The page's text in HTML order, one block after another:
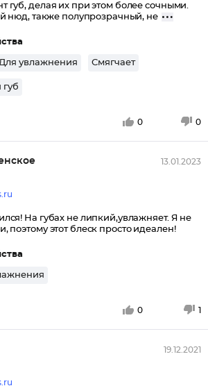
губ, делая их при этом более сочными.
нюд, также полупрозрачный, не
увлажнения Смягчает
0 0
13.01.2023
На губах не липкий,увлажняет. Я не
поэтому этот блеск просто идеален!
0 1
19.12.2021